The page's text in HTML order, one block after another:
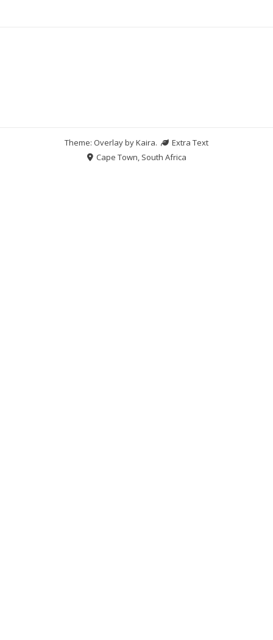
Theme: Overlay byKaira.
Extra Text
Cape Town, South Africa